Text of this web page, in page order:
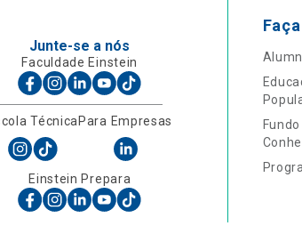
Junte-se a nós
Faculdade Einstein
TécnicaPara Empresas
Einstein Prepara